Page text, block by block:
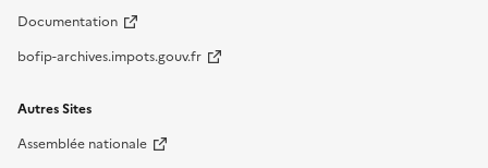
Documentation
bofip-archives.impots.gouv.fr
Autres Sites
Assemblée nationale